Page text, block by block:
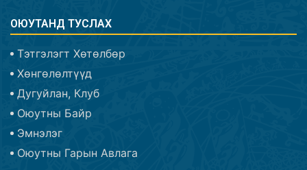
ОЮУТАНД ТУСЛАХ
Тэтгэлэгт Хөтөлбөр
Хөнгөлөлтүүд
Дугуйлан, Клуб
Оюутны Байр
Эмнэлэг
Оюутны Гарын Авлага